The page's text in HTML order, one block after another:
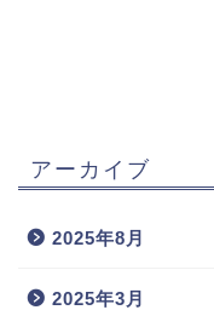
アーカイブ
2025年8月
2025年3月